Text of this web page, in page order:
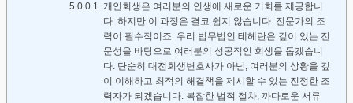
개인회생은 여러분의 인생에 새로운 기회를 제공합니
다. 하지만 이 과정은 결코 쉽지 않습니다. 전문가의 조
력이 필수적이죠. 우리 법무법인 테헤란은 깊이 있는 전
문성을 바탕으로 여러분의 성공적인 회생을 돕겠습니
다. 단순히 대전회생변호사가 아닌, 여러분의 상황을 깊
이 이해하고 최적의 해결책을 제시할 수 있는 진정한 조
력자가 되겠습니다. 복잡한 법적 절차, 까다로운 서류